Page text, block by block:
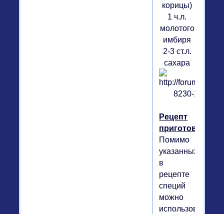
корицы)
1 ч.л.
молотого
имбиря
2-3 ст.л.
сахара
Рецепт
приготовления
Помимо
указанных
в
рецепте
специй
можно
использовать